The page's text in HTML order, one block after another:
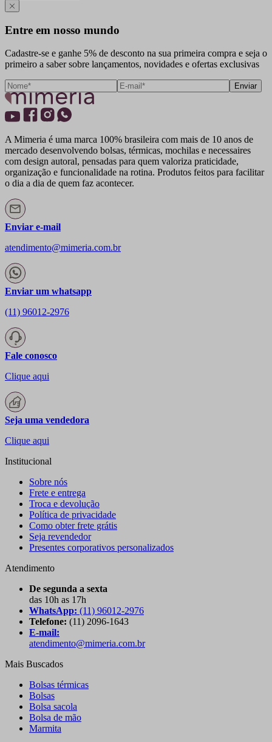
Entre em nosso mundo
Cadastre-se e ganhe 5% de desconto na sua primeira compra e seja o
primeiro a saber sobre lançamentos, novidades e ofertas exclusivas
Enviar
A Mimeria é uma marca 100% brasileira com mais de 10 anos de
mercado desenvolvendo bolsas, térmicas, mochilas e necessaires
com design autoral, pensadas para quem valoriza praticidade,
organização e funcionalidade na rotina. Produtos feitos para facilitar
o dia a dia de quem faz acontecer.
Enviar e-mail
atendimento@mimeria.com.br
Enviar um whatsapp
(11) 96012-2976
Fale conosco
Clique aqui
Seja uma vendedora
Clique aqui
Institucional
Sobre nós
Frete e entrega
Troca e devolução
Política de privacidade
Como obter frete grátis
Seja revendedor
Presentes corporativos personalizados
Atendimento
De segunda a sexta
das 10h as 17h
WhatsApp: (11) 96012-2976
Telefone: (11) 2096-1643
E-mail:
atendimento@mimeria.com.br
Mais Buscados
Bolsas térmicas
Bolsas
Bolsa sacola
Bolsa de mão
Marmita